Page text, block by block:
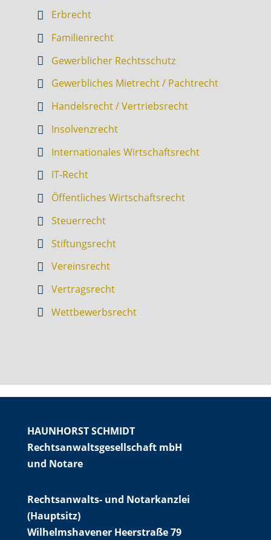
Erbrecht
Familienrecht
Gewerblicher Rechtsschutz
Gewerbliches Mietrecht / Pachtrecht
Handelsrecht / Vertriebsrecht
Insolvenzrecht
Internationales Wirtschaftsrecht
IT-Recht
Öffentliches Wirtschaftsrecht
Steuerrecht
Stiftungsrecht
Vereinsrecht
Vertragsrecht
Wettbewerbsrecht
HAUNHORST SCHMIDT
Rechtsanwaltsgesellschaft mbH
und Notare
Rechtsanwalts- und Notarkanzlei
(Hauptsitz)
Wilhelmshavener Heerstraße 79